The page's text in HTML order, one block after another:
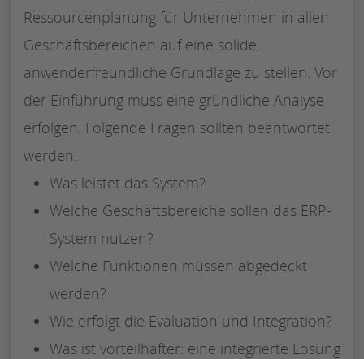
Ressourcenplanung für Unternehmen in allen
Geschäftsbereichen auf eine solide,
anwenderfreundliche Grundlage zu stellen. Vor
der Einführung muss eine gründliche Analyse
erfolgen. Folgende Fragen sollten beantwortet
werden:
Was leistet das System?
Welche Geschäftsbereiche sollen das ERP-
System nutzen?
Welche Funktionen müssen abgedeckt
werden?
Wie erfolgt die Evaluation und Integration?
Was ist vorteilhafter: eine integrierte Lösung